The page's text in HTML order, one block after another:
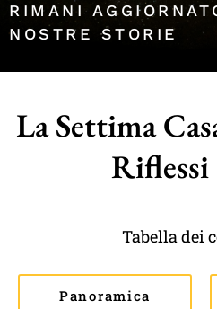
RIMANI
NOSTRE STORIE
La Settima
Riflessi
Tabella dei
Panoramica